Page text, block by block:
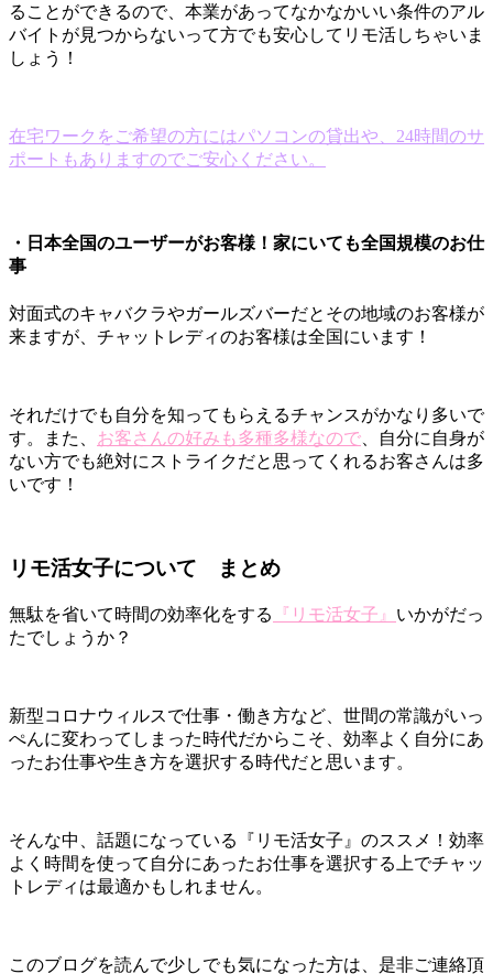
ることができるので、本業があってなかなかいい条件のアル
バイトが見つからないって方でも安心してリモ活しちゃいま
しょう！
在宅ワークをご希望の方にはパソコンの貸出や、24時間のサ
ポートもありますのでご安心ください。
・日本全国のユーザーがお客様！家にいても全国規模のお仕
事
対面式のキャバクラやガールズバーだとその地域のお客様が
来ますが、チャットレディのお客様は全国にいます！
それだけでも自分を知ってもらえるチャンスがかなり多いで
す。また、
お客さんの好みも多種多様なので 、自分に自身が
ない方でも絶対にストライクだと思ってくれるお客さんは多
いです！
リモ活女子について まとめ
無駄を省いて時間の効率化をする 『リモ活女子』 いかがだっ
たでしょうか？
新型コロナウィルスで仕事・働き方など、世間の常識がいっ
ぺんに変わってしまった時代だからこそ、効率よく自分にあ
ったお仕事や生き方を選択する時代だと思います。
そんな中、話題になっている『リモ活女子』のススメ！効率
よく時間を使って自分にあったお仕事を選択する上でチャッ
トレディは最適かもしれません。
このブログを読んで少しでも気になった方は、是非ご連絡頂